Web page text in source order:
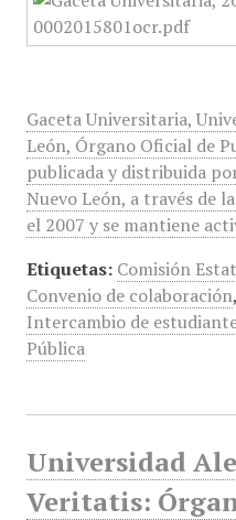
Gaceta Universitaria,
León, Órgano Oficial de
publicada y distribuida
Nuevo León, a través de
el 2007 y se mantiene
Etiquetas: Comisión
Convenio de colaboración,
Intercambio de
Pública
Universidad
Veritatis: